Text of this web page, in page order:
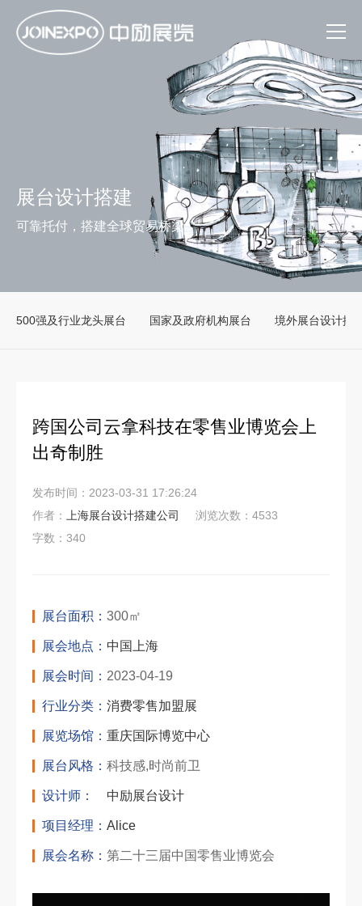
展台设计搭建
可靠托付，搭建全球贸易桥梁
500强及行业龙头展台 国家及政府机构展台 境外展台设计搭
跨国公司云拿科技在零售业博览会上
出奇制胜
发布时间：2023-03-31 17:26:24
作者： 上海展台设计搭建公司
浏览次数：4533
字数：340
展台面积： 300㎡
展会地点： 中国上海
展会时间： 2023-04-19
行业分类： 消费零售加盟展
展览场馆： 重庆国际博览中心
展台风格： 科技感,时尚前卫
设计师： 中励展台设计
项目经理： Alice
展会名称： 第二十三届中国零售业博览会